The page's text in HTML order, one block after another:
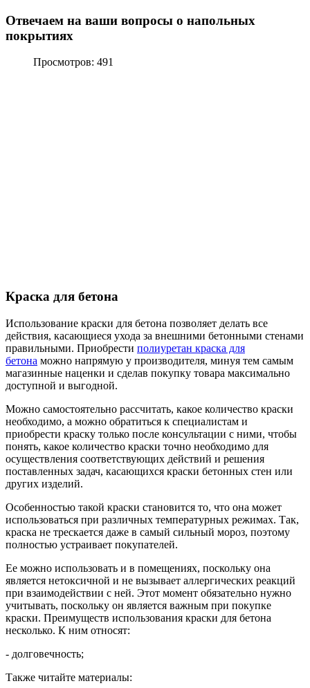
Отвечаем на ваши вопросы о напольных
покрытиях
Просмотров: 491
Краска для бетона
Использование краски для бетона позволяет делать все
действия, касающиеся ухода за внешними бетонными стенами
правильными. Приобрести полиуретан краска для
бетона можно напрямую у производителя, минуя тем самым
магазинные наценки и сделав покупку товара максимально
доступной и выгодной.
Можно самостоятельно рассчитать, какое количество краски
необходимо, а можно обратиться к специалистам и
приобрести краску только после консультации с ними, чтобы
понять, какое количество краски точно необходимо для
осуществления соответствующих действий и решения
поставленных задач, касающихся краски бетонных стен или
других изделий.
Особенностью такой краски становится то, что она может
использоваться при различных температурных режимах. Так,
краска не трескается даже в самый сильный мороз, поэтому
полностью устраивает покупателей.
Ее можно использовать и в помещениях, поскольку она
является нетоксичной и не вызывает аллергических реакций
при взаимодействии с ней. Этот момент обязательно нужно
учитывать, поскольку он является важным при покупке
краски. Преимуществ использования краски для бетона
несколько. К ним относят:
- долговечность;
Также читайте материалы: